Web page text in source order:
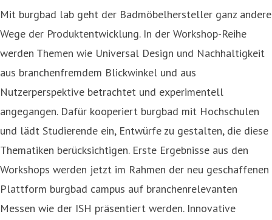
Mit burgbad lab geht der Badmöbelhersteller ganz andere
Wege der Produktentwicklung. In der Workshop-Reihe
werden Themen wie Universal Design und Nachhaltigkeit
aus branchenfremdem Blickwinkel und aus
Nutzerperspektive betrachtet und experimentell
angegangen. Dafür kooperiert burgbad mit Hochschulen
und lädt Studierende ein, Entwürfe zu gestalten, die diese
Thematiken berücksichtigen. Erste Ergebnisse aus den
Workshops werden jetzt im Rahmen der neu geschaffenen
Plattform burgbad campus auf branchenrelevanten
Messen wie der ISH präsentiert werden. Innovative